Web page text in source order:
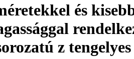
és
z